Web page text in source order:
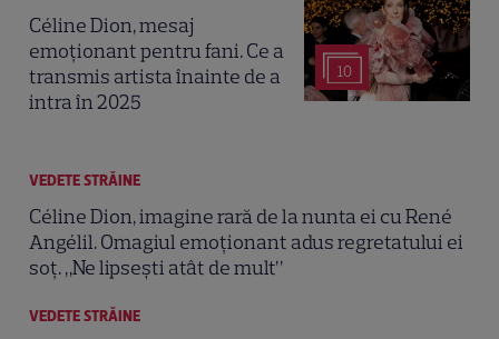
10
Céline Dion, mesaj
emoționant pentru fani. Ce a
transmis artista înainte de a
intra în 2025
VEDETE STRĂINE
Céline Dion, imagine rară de la nunta ei cu René
Angélil. Omagiul emoționant adus regretatului ei
soț. „Ne lipsești atât de mult”
VEDETE STRĂINE